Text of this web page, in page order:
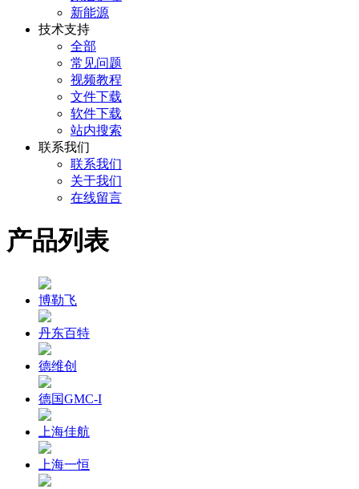
新能源
技术支持
全部
常见问题
视频教程
文件下载
软件下载
站内搜索
联系我们
联系我们
关于我们
在线留言
产品列表
博勒飞
丹东百特
德维创
德国GMC-I
上海佳航
上海一恒